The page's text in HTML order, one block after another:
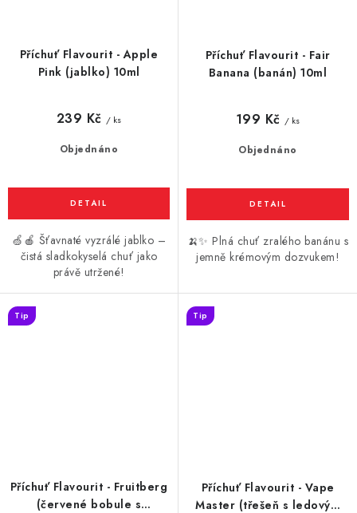
Příchuť Flavourit - Apple
Pink (jablko) 10ml
Objednáno
239 Kč / ks
🍏🍎 Šťavnaté vyzrálé jablko –
čistá sladkokyselá chuť jako
právě utržené!
Příchuť Flavourit - Fair
Banana (banán) 10ml
Objednáno
199 Kč / ks
🍌✨ Plná chuť zralého banánu s
jemně krémovým dozvukem!
Příchuť Flavourit - Fruitberg
(červené bobule s
Tip
Příchuť Flavourit - Vape
Master (třešeň s ledovým
Tip